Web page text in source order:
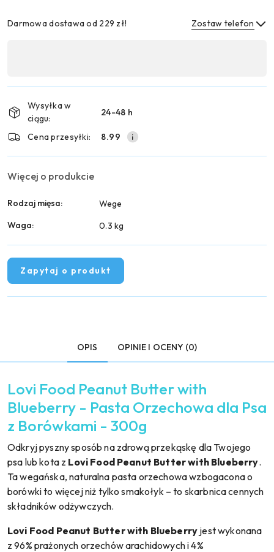
Darmowa dostawa od 229 zł! Zostaw telefon
płatność
dostawa
Wysyłka w
ciągu:
24-48 h
Cena przesyłki: 8.99
Więcej o produkcie
Rodzaj mięsa:
Wege
Waga:
0.3 kg
Zapytaj o produkt
OPIS OPINIE I OCENY (0)
Lovi Food Peanut Butter with
Blueberry - Pasta Orzechowa dla Psa
z Borówkami - 300g
Odkryj pyszny sposób na zdrową przekąskę dla Twojego
psa lub kota z Lovi Food Peanut Butter with Blueberry.
Ta wegańska, naturalna pasta orzechowa wzbogacona o
borówki to więcej niż tylko smakołyk – to skarbnica cennych
składników odżywczych.
Lovi Food Peanut Butter with Blueberry jest wykonana
z 96% prażonych orzechów arachidowych i 4%